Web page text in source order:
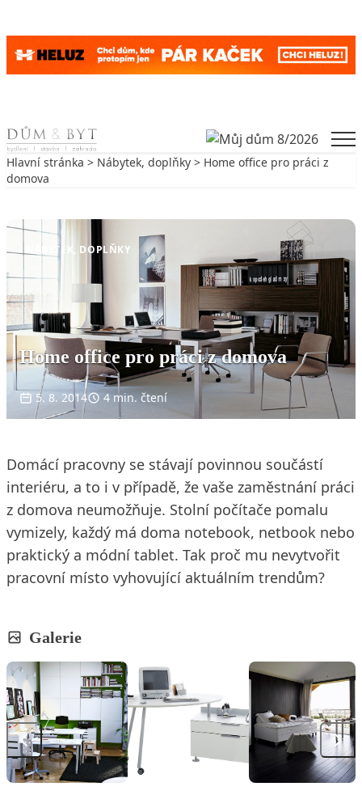
Skip to content
Hlavní stránka > Nábytek, doplňky > Home office pro práci z
domova
NÁBYTEK, DOPLŇKY
Home office pro práci z domova
5. 8. 2014 4 min. čtení
Domácí pracovny se stávají povinnou součástí
interiéru, a to i v případě, že vaše zaměstnání práci
z domova neumožňuje. Stolní počítače pomalu
vymizely, každý má doma notebook, netbook nebo
praktický a módní tablet. Tak proč mu nevytvořit
pracovní místo vyhovující aktuálním trendům?
Galerie